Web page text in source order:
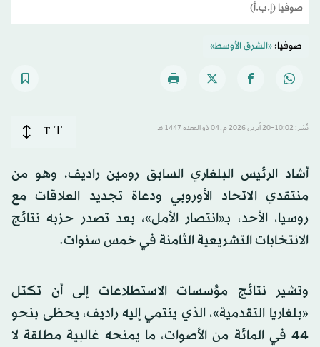
صوفيا (إ.ب.أ)
صوفيا:«الشرق الأوسط»
نُشر: 10:02-20 أبريل 2026 م ـ 04 ذو القِعدة 1447 هـ T
T
أشاد الرئيس البلغاري السابق رومين راديف، وهو من
منتقدي الاتحاد الأوروبي ودعاة تجديد العلاقات مع
روسيا، الأحد، بـ«انتصار الأمل»، بعد تصدر حزبه نتائج
الانتخابات التشريعية الثامنة في خمس سنوات.
وتشير نتائج مؤسسات الاستطلاعات إلى أن تكتل
«بلغاريا التقدمية»، الذي ينتمي إليه راديف، يحظى بنحو
44 في المائة من الأصوات، ما يمنحه غالبية مطلقة لا